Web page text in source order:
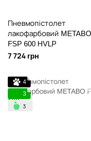
Пневмопістолет
лакофарбовий METABO
FSP 600 HVLP
7 724 грн
4
3